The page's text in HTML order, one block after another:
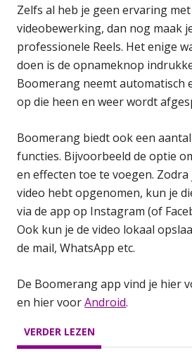
Zelfs al heb je geen ervaring met
videobewerking, dan nog maak
professionele Reels. Het enige
doen is de opnameknop
Boomerang neemt automatisch
op die heen en weer wordt
Boomerang biedt ook een
functies. Bijvoorbeeld de optie
en effecten toe te voegen. Zodra
video hebt opgenomen, kun je
via de app op Instagram (of
Ook kun je de video lokaal
de mail, WhatsApp etc.
De Boomerang app vind je hier
en hier voorAndroid.
VERDER LEZEN